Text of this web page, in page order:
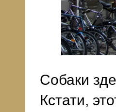
Собаки
Кстати,